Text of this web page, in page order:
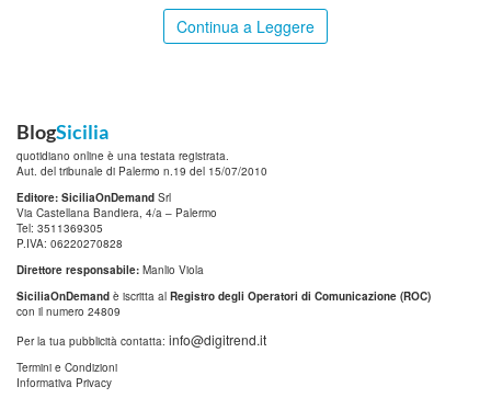
Continua a Leggere
BlogSicilia
quotidiano online è una testata registrata.
Aut. del tribunale di Palermo n.19 del 15/07/2010
Editore: SiciliaOnDemand Srl
Via Castellana Bandiera, 4/a – Palermo
Tel: 3511369305
P.IVA: 06220270828
Direttore responsabile: Manlio Viola
SiciliaOnDemand è iscritta al Registro degli Operatori di Comunicazione (ROC)
con il numero 24809
Per la tua pubblicità contatta: info@digitrend.it
Termini e Condizioni
Informativa Privacy